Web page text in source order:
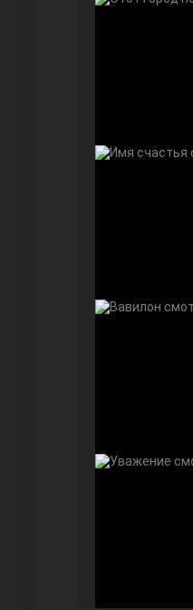
Девушка за